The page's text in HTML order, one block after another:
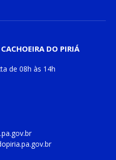
DO PIRIÁ
de 08h às 14h